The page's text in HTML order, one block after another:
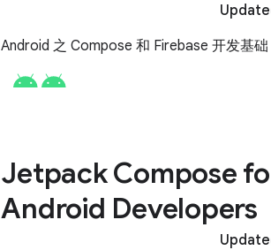
Android 之 Compose 和 Firebase 开发基础
Jetpack Compose
Android Developers